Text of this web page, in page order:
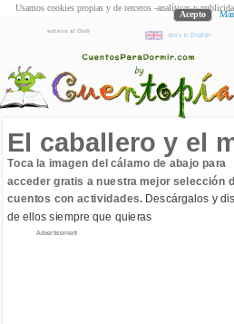
acceso al Club
story in English
El caballero y el
Toca la imagen del cálamo de abajo para
acceder gratis a nuestra mejor selección
cuentos con actividades.Descárgalos y
de ellos siempre que quieras
Advertisement
Usamos cookies propias y de terceros -analíticas y
Acepto